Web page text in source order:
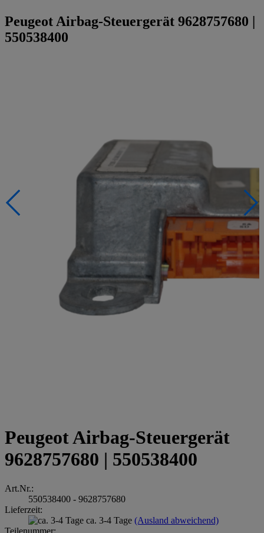
Peugeot Airbag-Steuergerät 9628757680 |
550538400
Peugeot Airbag-Steuergerät
9628757680 | 550538400
Art.Nr.:
550538400 - 9628757680
Lieferzeit:
ca. 3-4 Tage (Ausland abweichend)
Teilenummer: